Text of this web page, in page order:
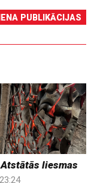
PUBLIKĀCIJAS
Atstātās liesmas